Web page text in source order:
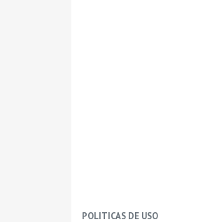
POLITICAS DE USO